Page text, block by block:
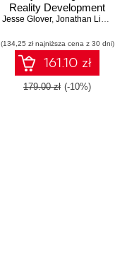
Reality Development
with Unity. Leverage the
become a pro at
creating mixed reality
applications
Jesse Glover, Jonathan Linowes
(134,25 zł najniższa cena z 30 dni)
161.10 zł
179.00 zł (-10%)